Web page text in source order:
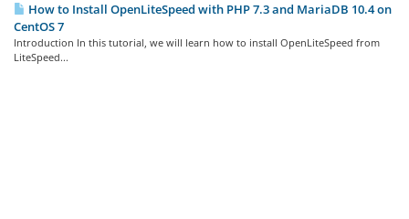
How to Install OpenLiteSpeed with PHP 7.3 and MariaDB 10.4 on
CentOS 7
Introduction In this tutorial, we will learn how to install OpenLiteSpeed from
LiteSpeed...